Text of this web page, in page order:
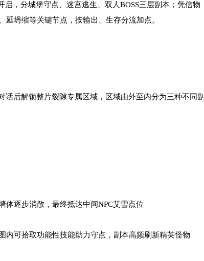
启，分城堡守点、迷宫逃生、双人BOSS三层副本；凭信物
坍缩等关键节点，按输出、生存分流加点。
话后解锁整片裂隙专属区域，区域由外至内分为三种不同副
体逐步消散，最终抵达中间NPC艾雪点位
内可拾取功能性技能助力守点，副本高频刷新精英怪物